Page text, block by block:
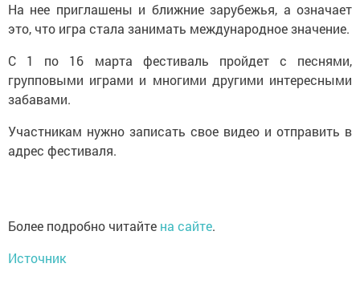
На нее приглашены и ближние зарубежья, а означает
это, что игра стала занимать международное значение.
С 1 по 16 марта фестиваль пройдет с песнями,
групповыми играми и многими другими интересными
забавами.
Участникам нужно записать свое видео и отправить в
адрес фестиваля.
Более подробно читайте на сайте.
Источник